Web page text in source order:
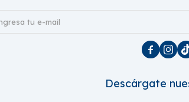
  
Descárgate